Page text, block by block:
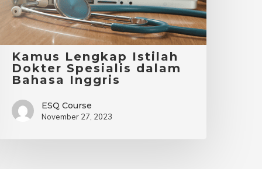
Bahasa
Inggris
Kamus Lengkap Istilah
Dokter Spesialis dalam
Bahasa Inggris
ESQ Course
November 27, 2023